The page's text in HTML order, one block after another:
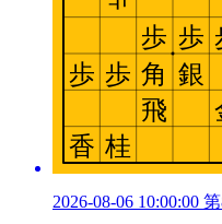
2026-08-06 10:00:00